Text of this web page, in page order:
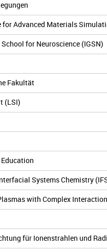
Advanced Materials
for Neuroscience (IGSN)
Fakultät
(LSI)
Systems Chemistry
with Complex
für Ionenstrahlen und